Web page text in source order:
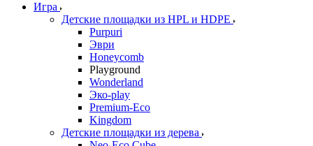
Игра
Детские площадки из HPL и HDPE
Purpuri
Эври
Honeycomb
Playground
Wonderland
Эко-play
Premium-Eco
Kingdom
Детские площадки из дерева